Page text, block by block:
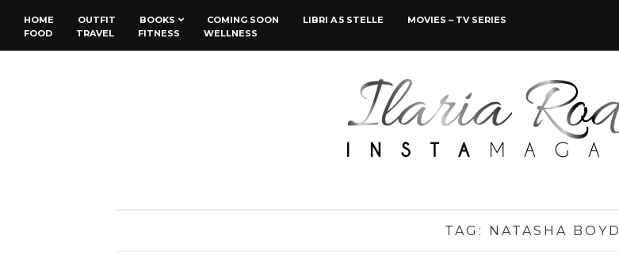
HOME OUTFIT BOOKS COMING SOON LIBRI A 5 STELLE
MOVIES – TV SERIES
FOOD
TRAVEL FITNESS WELLNESS
TAG: NATASHA BOYD